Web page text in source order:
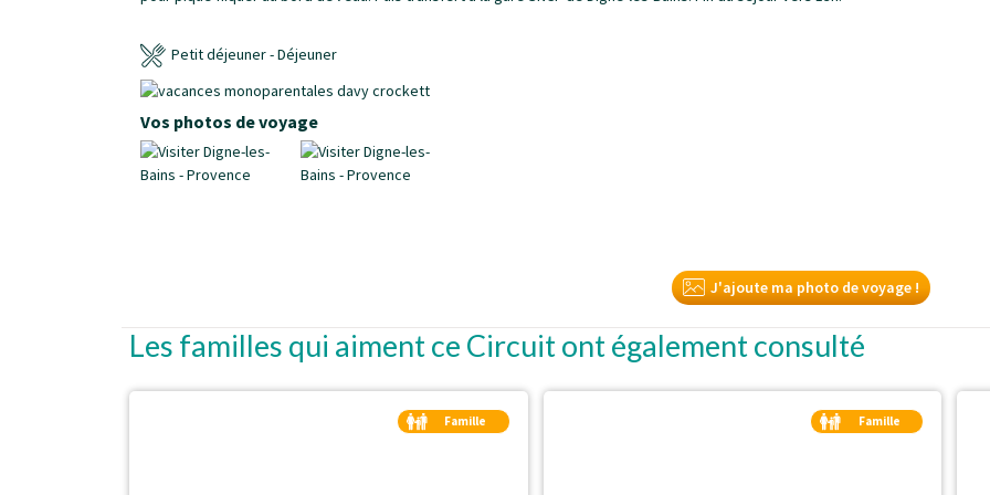
Petit déjeuner - Déjeuner
Vos photos de voyage
J'ajoute ma photo de voyage !
Les familles qui aiment ce Circuit ont également consulté
Famille
Duo
Famille
Duo